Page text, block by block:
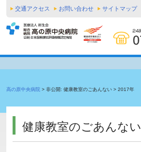
交通アクセス お問い合わせ サイトマップ
高の原中央病院 >非公開: 健康教室のごあんない >2017年
健康教室のごあんない